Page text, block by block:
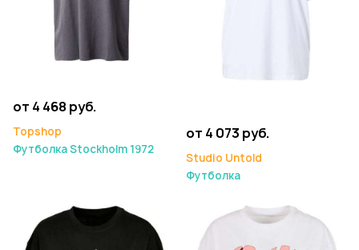
от 4 468 руб.
Topshop
Футболка Stockholm 1972
от 4 073 руб.
Studio Untold
Футболка